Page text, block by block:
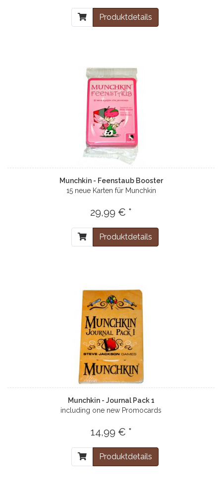
Produktdetails
Munchkin - Feenstaub Booster
15 neue Karten für Munchkin
29,99 € *
Produktdetails
Munchkin - Journal Pack 1
including one new Promocards
14,99 € *
Produktdetails